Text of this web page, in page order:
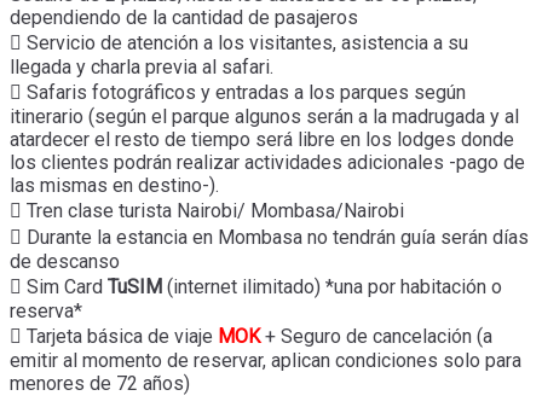
dependiendo de la cantidad de pasajeros
 Servicio de atención a los visitantes, asistencia a su
llegada y charla previa al safari.
 Safaris fotográficos y entradas a los parques según
itinerario (según el parque algunos serán a la madrugada y al
atardecer el resto de tiempo será libre en los lodges donde
los clientes podrán realizar actividades adicionales -pago de
las mismas en destino-).
 Tren clase turista Nairobi/ Mombasa/Nairobi
 Durante la estancia en Mombasa no tendrán guía serán días
de descanso
 Sim Card TuSIM (internet ilimitado) *una por habitación o
reserva*
 Tarjeta básica de viaje MOK+ Seguro de cancelación (a
emitir al momento de reservar, aplican condiciones solo para
menores de 72 años)